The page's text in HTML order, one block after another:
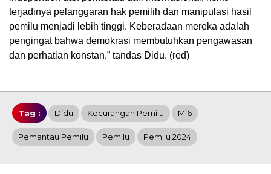
terjadinya pelanggaran hak pemilih dan manipulasi hasil
pemilu menjadi lebih tinggi. Keberadaan mereka adalah
pengingat bahwa demokrasi membutuhkan pengawasan
dan perhatian konstan,” tandas Didu. (red)
Tag : Didu Kecurangan Pemilu Mi6
Pemantau Pemilu Pemilu Pemilu 2024